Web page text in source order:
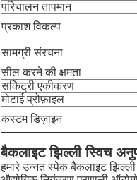
परिचालन तापमान
प्रकाश विकल्प
सामग्री संरचना
सील करने की क्षमता
सर्किट्री एकीकरण
मोटाई प्रोफ़ाइल
कस्टम डिज़ाइन
बैकलाइट झिल्ली स्विच
हमारे उन्नत स्पेक बैकलाइट